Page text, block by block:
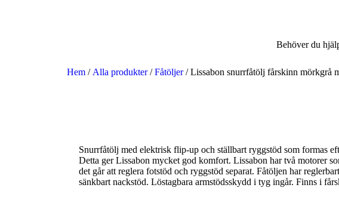
Behöver du
Hem / Alla produkter/Fåtöljer/ Lissabon snurrfåtölj fårskinn mörkgrå
Snurrfåtölj med elektrisk flip-up och ställbart ryggstöd som formas
Detta ger Lissabon mycket god komfort. Lissabon har två motorer
det går att reglera fotstöd och ryggstöd separat. Fåtöljen har
sänkbart nackstöd. Löstagbara armstödsskydd i tyg ingår. Finns i